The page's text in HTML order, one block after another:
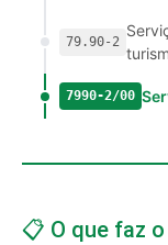
79.90-2
7990-2/00
📋 O que faz